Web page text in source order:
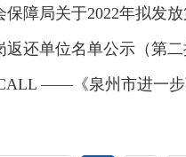
障局关于2022年拟发
还单位名单公示（第二
——《泉州市进一